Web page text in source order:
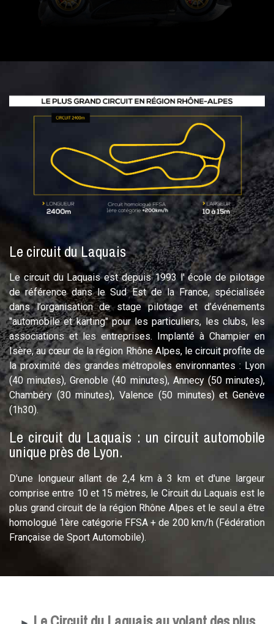
Le circuit du Laquais
Le circuit du Laquais est depuis 1993 l' école de pilotage
de référence dans le Sud Est de la France, spécialisée
dans l’organisation de stage pilotage et d’événements
"automobile et karting" pour les particuliers, les clubs, les
associations et les entreprises. Implanté à Champier en
Isère, au cœur de la région Rhône Alpes, le circuit profite de
la proximité des grandes métropoles environnantes : Lyon
(40 minutes), Grenoble (40 minutes), Annecy (50 minutes),
Chambéry (30 minutes), Valence (50 minutes) et Genève
(1h30).
Le circuit du Laquais : un circuit automobile
unique près de Lyon.
D'une longueur allant de 2,4 km à 3 km et d'une largeur
comprise entre 10 et 15 mètres, le Circuit du Laquais est le
plus grand circuit de la région Rhône Alpes et le seul a être
homologué 1ère catégorie FFSA + de 200 km/h (Fédération
Française de Sport Automobile).